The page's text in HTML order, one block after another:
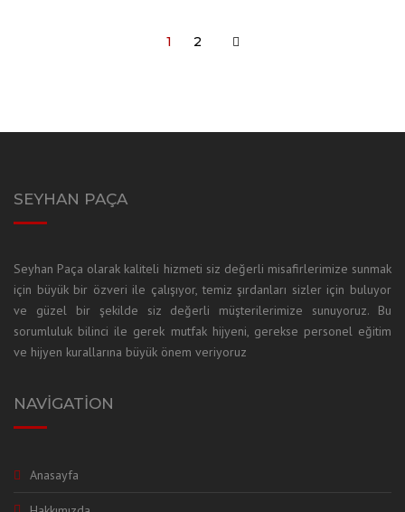
1 2
SEYHAN PAÇA
Seyhan Paça olarak kaliteli hizmeti siz değerli misafirlerimize sunmak
için büyük bir özveri ile çalışıyor, temiz şırdanları sizler için buluyor
ve güzel bir şekilde siz değerli müşterilerimize sunuyoruz. Bu
sorumluluk bilinci ile gerek mutfak hijyeni, gerekse personel eğitim
ve hijyen kurallarına büyük önem veriyoruz
NAVIGATION
Anasayfa